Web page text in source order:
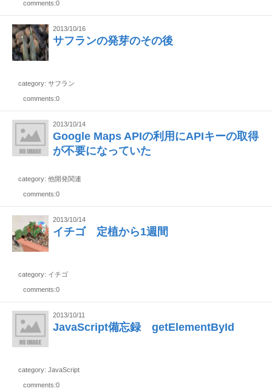
comments:0
2013/10/16
サフランの発芽のその後
category: サフラン
comments:0
2013/10/14
Google Maps APIの利用にAPIキーの取得
が不要になっていた
category: 他開発関連
comments:0
2013/10/14
イチゴ 定植から1週間
category: イチゴ
comments:0
2013/10/11
JavaScript備忘録 getElementById
category: JavaScript
comments:0